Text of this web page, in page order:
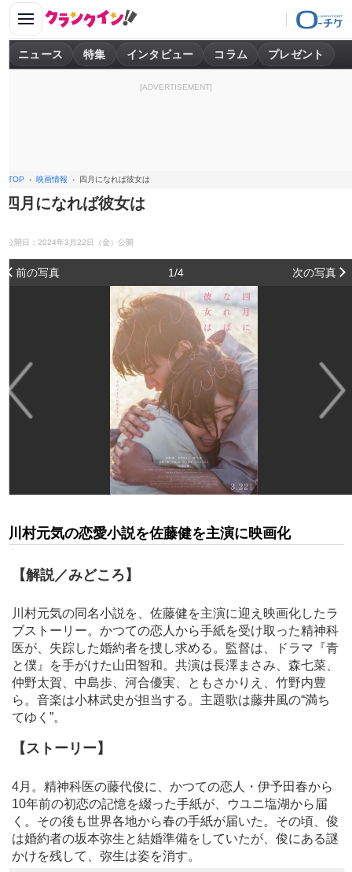
ニュース 特集 インタビュー コラム プレゼント
[ADVERTISEMENT]
TOP 映画情報 四月になれば彼女は
四月になれば彼女は
公開日：2024年3月22日（金）公開
前の写真 1/4 次の写真
川村元気の恋愛小説を佐藤健を主演に映画化
【解説／みどころ】
川村元気の同名小説を、佐藤健を主演に迎え映画化したラ
ブストーリー。かつての恋人から手紙を受け取った精神科
医が、失踪した婚約者を捜し求める。監督は、ドラマ『青
と僕』を手がけた山田智和。共演は長澤まさみ、森七菜、
仲野太賀、中島歩、河合優実、ともさかりえ、竹野内豊
ら。音楽は小林武史が担当する。主題歌は藤井風の“満ち
てゆく”。
【ストーリー】
4月。精神科医の藤代俊に、かつての恋人・伊予田春から
10年前の初恋の記憶を綴った手紙が、ウユニ塩湖から届
く。その後も世界各地から春の手紙が届いた。その頃、俊
は婚約者の坂本弥生と結婚準備をしていたが、俊にある謎
かけを残して、弥生は姿を消す。